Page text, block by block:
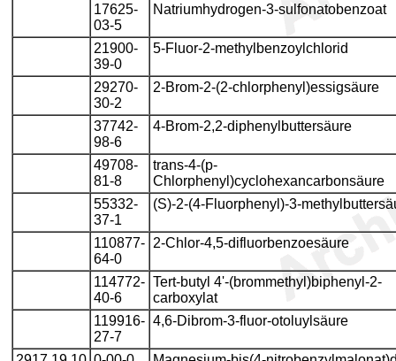
17625-
03-5
Natriumhydrogen-3-sulfonatobenzoat
21900-
39-0
5-Fluor-2-methylbenzoylchlorid
29270-
30-2
2-Brom-2-(2-chlorphenyl)essigsäure
37742-
98-6
4-Brom-2,2-diphenylbuttersäure
49708-
81-8
trans-4-(p-
Chlorphenyl)cyclohexancarbonsäure
55332-
37-1
(S)-2-(4-Fluorphenyl)-3-
110877-
64-0
2-Chlor-4,5-difluorbenzoesäure
114772-
40-6
Tert-butyl 4'-(brommethyl)biphenyl-2-
carboxylat
119916-
27-7
4,6-Dibrom-3-fluor-otoluylsäure